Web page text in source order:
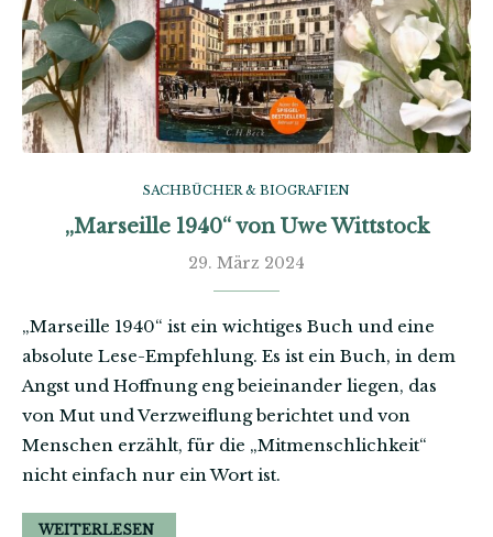
SACHBÜCHER & BIOGRAFIEN
„Marseille 1940“ von Uwe Wittstock
29. März 2024
„Marseille 1940“ ist ein wichtiges Buch und eine
absolute Lese-Empfehlung. Es ist ein Buch, in dem
Angst und Hoffnung eng beieinander liegen, das
von Mut und Verzweiflung berichtet und von
Menschen erzählt, für die „Mitmenschlichkeit“
nicht einfach nur ein Wort ist.
WEITERLESEN